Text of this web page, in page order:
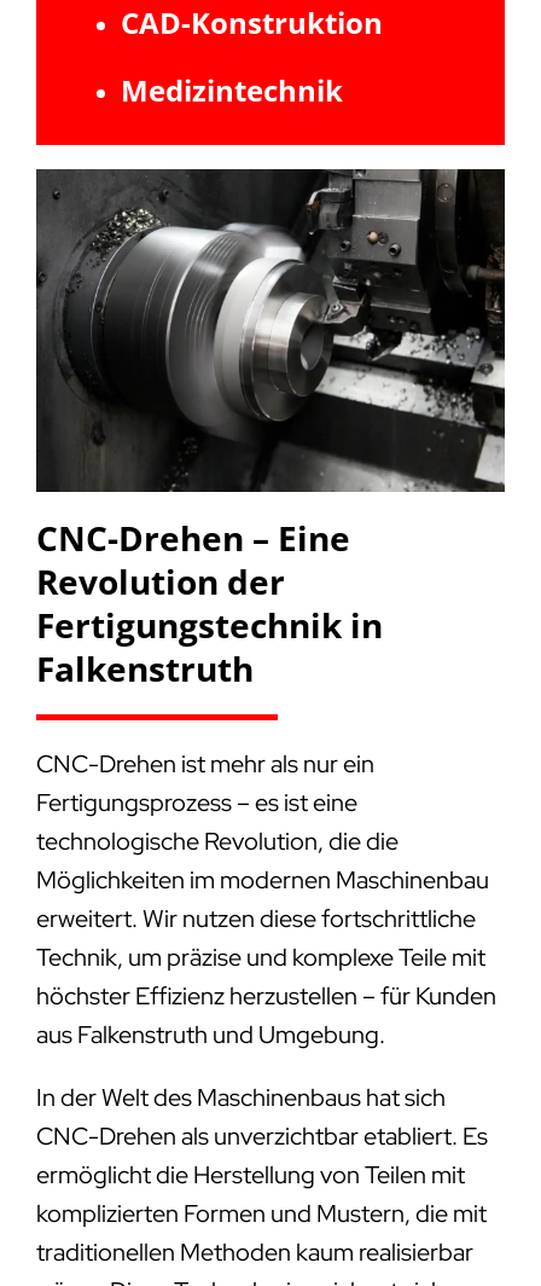
CAD-Konstruktion
Medizintechnik
CNC-Drehen – Eine
Revolution der
Fertigungstechnik in
Falkenstruth
CNC-Drehen ist mehr als nur ein
Fertigungsprozess – es ist eine
technologische Revolution, die die
Möglichkeiten im modernen Maschinenbau
erweitert. Wir nutzen diese fortschrittliche
Technik, um präzise und komplexe Teile mit
höchster Effizienz herzustellen – für Kunden
aus Falkenstruth und Umgebung.
In der Welt des Maschinenbaus hat sich
CNC-Drehen als unverzichtbar etabliert. Es
ermöglicht die Herstellung von Teilen mit
komplizierten Formen und Mustern, die mit
traditionellen Methoden kaum realisierbar